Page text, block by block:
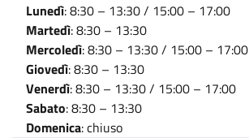
Lunedì: 8:30 – 13:30 / 15:00 – 17:00
Martedì: 8:30 – 13:30
Mercoledì: 8:30 – 13:30 / 15:00 – 17:00
Giovedì: 8:30 – 13:30
Venerdì: 8:30 – 13:30 / 15:00 – 17:00
Sabato: 8:30 – 13:30
Domenica: chiuso